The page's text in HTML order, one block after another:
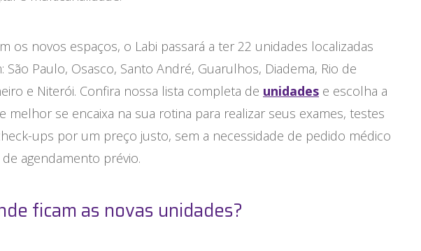
os novos espaços, o Labi passará a ter 22 unidades localizadas
São Paulo, Osasco, Santo André, Guarulhos, Diadema, Rio de
e Niterói. Confira nossa lista completa de unidades e escolha a
melhor se encaixa na sua rotina para realizar seus exames, testes
ups por um preço justo, sem a necessidade de pedido médico
agendamento prévio.
ficam as novas unidades?